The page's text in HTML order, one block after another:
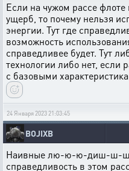
Если на чужом рассе
ущерб, то почему нельзя
энергии. Тут где
возможность
справедливее будет. Тут
технологии либо нет, если
с базовыми
24 Января 2023 21:03:45
BOJIXB
Наивные лю-ю-ю-диш-ш-ш-
справедливость в этом